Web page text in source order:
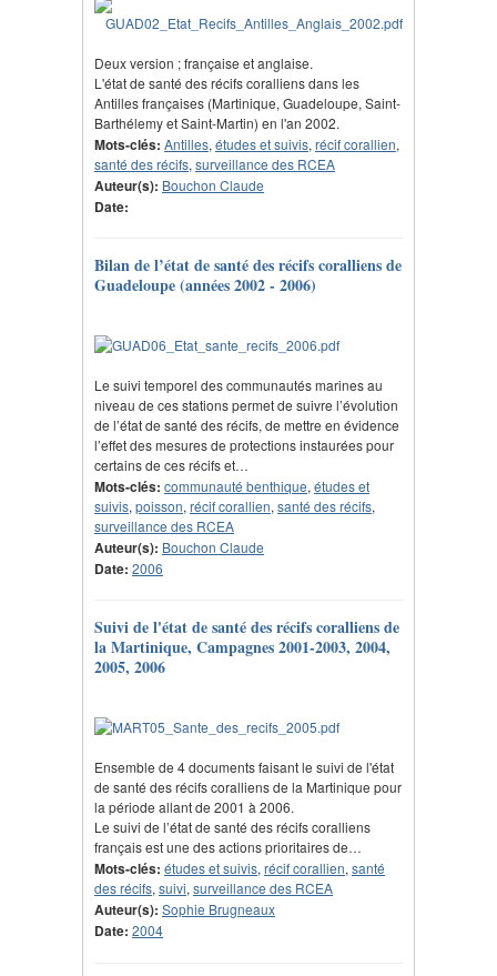
Deux version ; française et anglaise.
L'état de santé des récifs coralliens dans les
Antilles françaises (Martinique, Guadeloupe, Saint-
Barthélemy et Saint-Martin) en l'an 2002.
Mots-clés: Antilles, études et suivis, récif corallien,
santé des récifs, surveillance des RCEA
Auteur(s): Bouchon Claude
Date:
Bilan de l’état de santé des récifs coralliens de
Guadeloupe (années 2002 - 2006)
Le suivi temporel des communautés marines au
niveau de ces stations permet de suivre l’évolution
de l’état de santé des récifs, de mettre en évidence
l’effet des mesures de protections instaurées pour
certains de ces récifs et…
Mots-clés: communauté benthique, études et
suivis, poisson, récif corallien, santé des récifs,
surveillance des RCEA
Auteur(s): Bouchon Claude
Date: 2006
Suivi de l'état de santé des récifs coralliens de
la Martinique, Campagnes 2001-2003, 2004,
2005, 2006
Ensemble de 4 documents faisant le suivi de l'état
de santé des récifs coralliens de la Martinique pour
la période allant de 2001 à 2006.
Le suivi de l’état de santé des récifs coralliens
français est une des actions prioritaires de…
Mots-clés: études et suivis, récif corallien, santé
des récifs, suivi, surveillance des RCEA
Auteur(s): Sophie Brugneaux
Date: 2004